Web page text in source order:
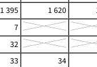
1 395 1 620
7
32
33
34